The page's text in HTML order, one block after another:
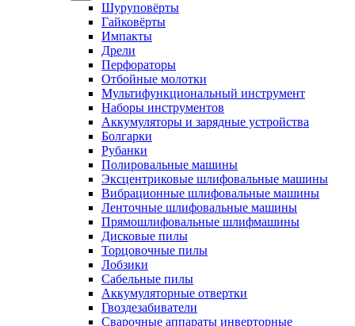
Шуруповёрты
Гайковёрты
Импакты
Дрели
Перфораторы
Отбойные молотки
Мультифункциональный инструмент
Наборы инструментов
Аккумуляторы и зарядные устройства
Болгарки
Рубанки
Полировальные машины
Эксцентриковые шлифовальные машины
Вибрационные шлифовальные машины
Ленточные шлифовальные машины
Прямошлифовальные шлифмашины
Дисковые пилы
Торцовочные пилы
Лобзики
Сабельные пилы
Аккумуляторные отвертки
Гвоздезабиватели
Сварочные аппараты инверторные